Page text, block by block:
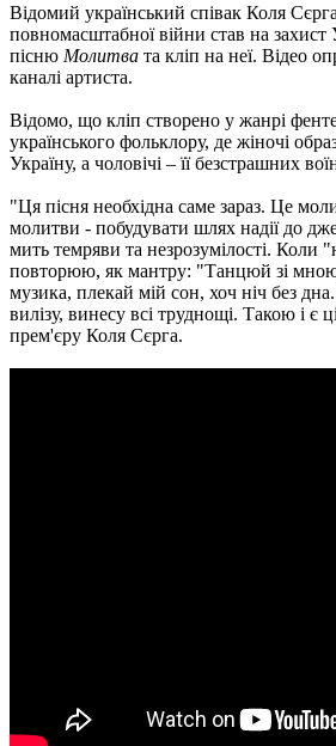
Відомий український співак Коля
повномасштабної війни став на захист
пісню Молитва та кліп на неї. Відео
каналі артиста.
Відомо, що кліп створено у жанрі
українського фольклору, де жіночі
Україну, а чоловічі – її безстрашних
"Ця пісня необхідна саме зараз. Це
молитви - побудувати шлях надії до
мить темряви та незрозумілості. Коли
повторюю, як мантру: "Танцюй зі
музика, плекай мій сон, хоч ніч без
вилізу, винесу всі труднощі. Такою і є
прем'єру Коля Сєрга.